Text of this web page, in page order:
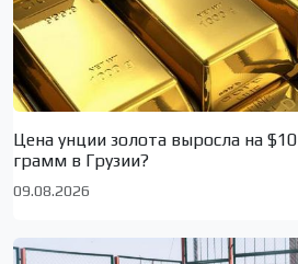
Цена унции золота выросла на
грамм в Грузии?
09.08.2026